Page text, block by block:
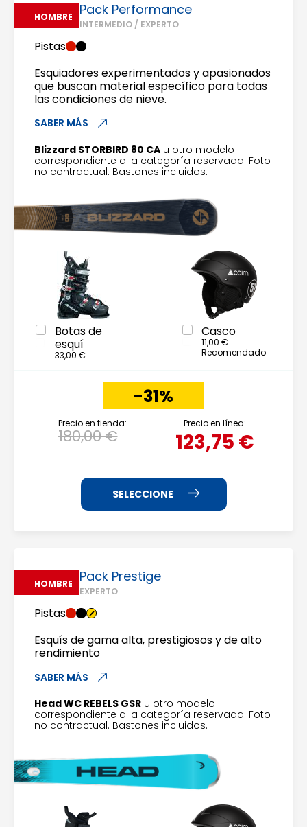
HOMBRE Pack Performance
INTERMEDIO / EXPERTO
Pistas
Esquiadores experimentados y apasionados
que buscan material específico para todas
las condiciones de nieve.
SABER MÁS
Blizzard STORBIRD 80 CA u otro modelo
correspondiente a la categoría reservada. Foto
no contractual. Bastones incluidos.
Botas de
esquí
33,00 €
Casco
11,00 €
Recomendado
-31%
Precio en tienda:
180,00 €
Precio en línea:
123,75 €
HOMBRE Pack Prestige
EXPERTO
Pistas
Esquís de gama alta, prestigiosos y de alto
rendimiento
SABER MÁS
Head WC REBELS GSR u otro modelo
correspondiente a la categoría reservada. Foto
no contractual. Bastones incluidos.